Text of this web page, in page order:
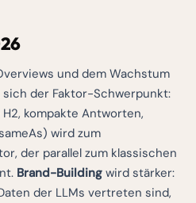
und dem Wachstum
der Faktor-Schwerpunkt:
kompakte Antworten,
wird zum
der parallel zum klassischen
Brand-Building wird stärker:
der LLMs vertreten sind,